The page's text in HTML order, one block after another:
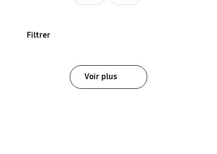
Filtrer
Voir plus